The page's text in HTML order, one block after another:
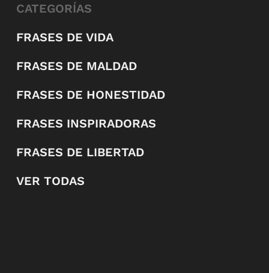
CATEGORÍAS
FRASES DE VIDA
FRASES DE MALDAD
FRASES DE HONESTIDAD
FRASES INSPIRADORAS
FRASES DE LIBERTAD
VER TODAS